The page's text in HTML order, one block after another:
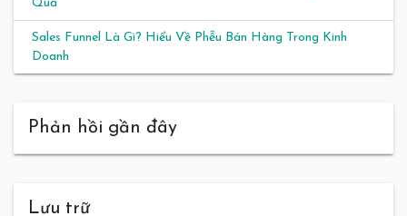
Quả
Sales Funnel Là Gì? Hiểu Về Phễu Bán Hàng Trong Kinh
Doanh
Phản hồi gần đây
Lưu trữ